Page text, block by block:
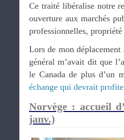
Ce traité libéralise notre
ouverture aux marchés
professionnelles,
Lors de mon
général m’avait dit que
le Canada de plus d’un
échange qui devrait
Norvège : accueil
janv.)